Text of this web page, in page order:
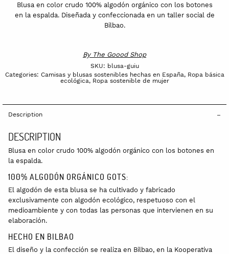
Blusa en color crudo 100% algodón orgánico con los botones
en la espalda. Diseñada y confeccionada en un taller social de
Bilbao.
By The Goood Shop
SKU: blusa-guiu
Categories: Camisas y blusas sostenibles hechas en España, Ropa básica
ecológica, Ropa sostenible de mujer
Description
DESCRIPTION
Blusa en color crudo 100% algodón orgánico con los botones en
la espalda.
100% ALGODÓN ORGÁNICO GOTS:
El algodón de esta blusa se ha cultivado y fabricado
exclusivamente con algodón ecológico, respetuoso con el
medioambiente y con todas las personas que intervienen en su
elaboración.
HECHO EN BILBAO
El diseño y la confección se realiza en Bilbao, en la Kooperativa